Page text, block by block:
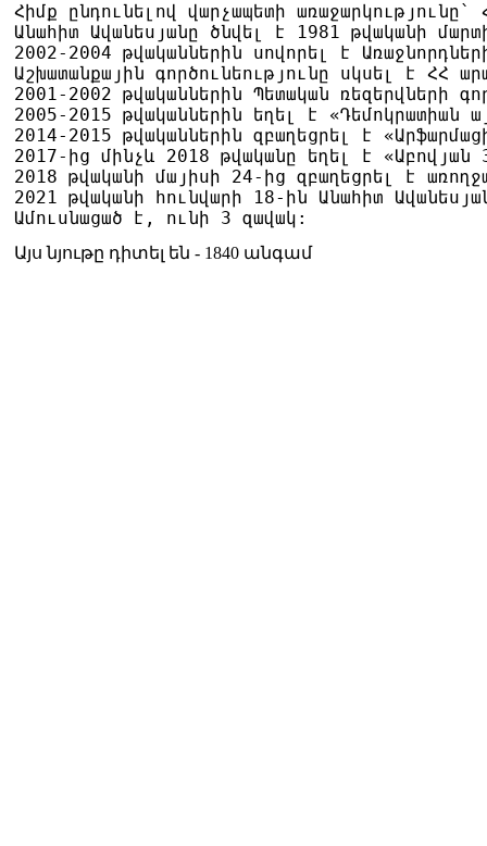
Հիմք ընդունելով վարչապետի
Անահիտ Ավանեսյանը ծնվել է 1981 թվականի
2002-2004 թվականներին սովորել է
Աշխատանքային գործունեությունը սկսել է ՀՀ
2001-2002 թվականներին Պետական ռեզերվների
2005-2015 թվականներին եղել է «Դեմոկրատիան
2014-2015 թվականներին զբաղեցրել է
2017-ից մինչև 2018 թվականը եղել է «Աբովյան
2018 թվականի մայիսի 24-ից զբաղեցրել է
2021 թվականի հունվարի 18-ին Անահիտ
Ամուսնացած է, ունի 3 զավակ:
Այս նյութը դիտել են - 1840 անգամ